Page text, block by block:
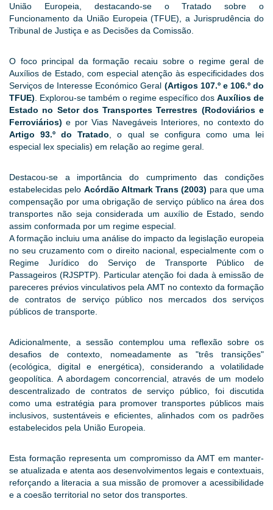
União Europeia, destacando-se o Tratado sobre o
Funcionamento da União Europeia (TFUE), a Jurisprudência do
Tribunal de Justiça e as Decisões da Comissão.
O foco principal da formação recaiu sobre o regime geral de
Auxílios de Estado, com especial atenção às especificidades dos
Serviços de Interesse Económico Geral (Artigos 107.º e 106.º do
TFUE). Explorou-se também o regime específico dos Auxílios de
Estado no Setor dos Transportes Terrestres (Rodoviários e
Ferroviários) e por Vias Navegáveis Interiores, no contexto do
Artigo 93.º do Tratado, o qual se configura como uma lei
especial lex specialis) em relação ao regime geral.
Destacou-se a importância do cumprimento das condições
estabelecidas pelo Acórdão Altmark Trans (2003) para que uma
compensação por uma obrigação de serviço público na área dos
transportes não seja considerada um auxílio de Estado, sendo
assim conformada por um regime especial.
A formação incluiu uma análise do impacto da legislação europeia
no seu cruzamento com o direito nacional, especialmente com o
Regime Jurídico do Serviço de Transporte Público de
Passageiros (RJSPTP). Particular atenção foi dada à emissão de
pareceres prévios vinculativos pela AMT no contexto da formação
de contratos de serviço público nos mercados dos serviços
públicos de transporte.
Adicionalmente, a sessão contemplou uma reflexão sobre os
desafios de contexto, nomeadamente as "três transições"
(ecológica, digital e energética), considerando a volatilidade
geopolítica. A abordagem concorrencial, através de um modelo
descentralizado de contratos de serviço público, foi discutida
como uma estratégia para promover transportes públicos mais
inclusivos, sustentáveis e eficientes, alinhados com os padrões
estabelecidos pela União Europeia.
Esta formação representa um compromisso da AMT em manter-
se atualizada e atenta aos desenvolvimentos legais e contextuais,
reforçando a literacia a sua missão de promover a acessibilidade
e a coesão territorial no setor dos transportes.